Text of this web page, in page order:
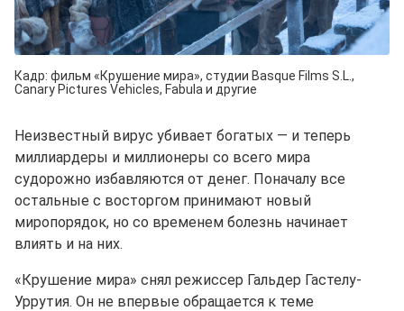
Кадр: фильм «Крушение мира», студии Basque Films S.L.,
Canary Pictures Vehicles, Fabula и другие
Неизвестный вирус убивает богатых — и теперь
миллиардеры и миллионеры со всего мира
судорожно избавляются от денег. Поначалу все
остальные с восторгом принимают новый
миропорядок, но со временем болезнь начинает
влиять и на них.
«Крушение мира» снял режиссер Гальдер Гастелу-
Уррутия. Он не впервые обращается к теме